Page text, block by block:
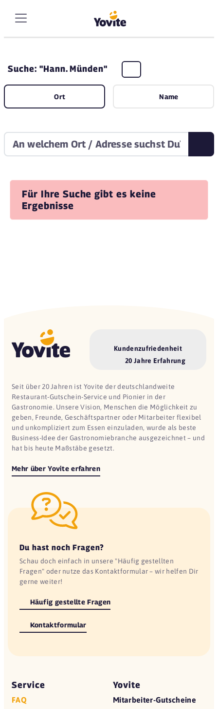
Suche: "Hann. Münden"
Ort Name
Für Ihre Suche gibt es keine
Ergebnisse
Kundenzufriedenheit
20 Jahre Erfahrung
Seit über 20 Jahren ist Yovite der deutschlandweite
Restaurant-Gutschein-Service und Pionier in der
Gastronomie. Unsere Vision, Menschen die Möglichkeit zu
geben, Freunde, Geschäftspartner oder Mitarbeiter flexibel
und unkompliziert zum Essen einzuladen, wurde als beste
Business-Idee der Gastronomiebranche ausgezeichnet – und
hat bis heute Maßstäbe gesetzt.
Mehr über Yovite erfahren
Du hast noch Fragen?
Schau doch einfach in unsere "Häufig gestellten
Fragen" oder nutze das Kontaktformular – wir helfen Dir
gerne weiter!
Häufig gestellte Fragen
Kontaktformular
Service
FAQ
Yovite
Mitarbeiter-Gutscheine